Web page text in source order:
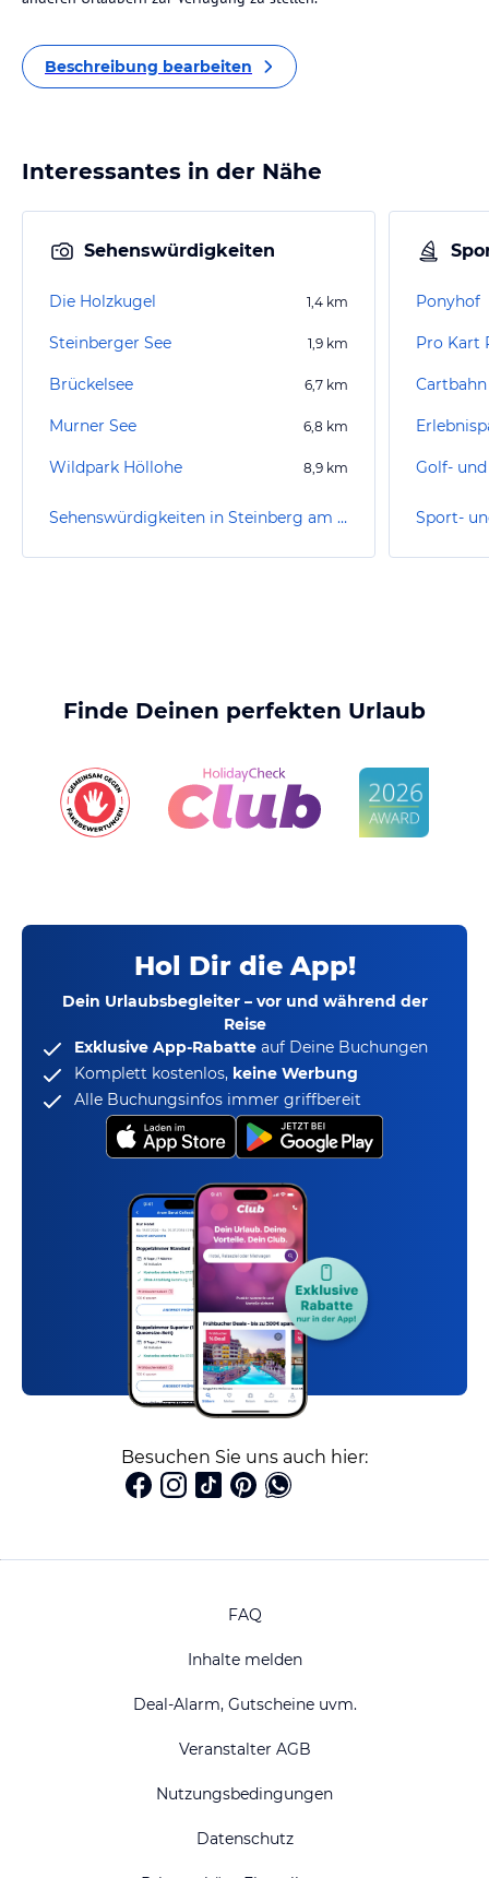
Beschreibung bearbeiten
Interessantes in der Nähe
Sehenswürdigkeiten
Die Holzkugel 1,4 km
Steinberger See 1,9 km
Brückelsee 6,7 km
Murner See 6,8 km
Wildpark Höllohe 8,9 km
Sehenswürdigkeiten in Steinberg am See
Ponyhof
Pro Kart
Finde Deinen perfekten Urlaub
Hol Dir die App!
Dein Urlaubsbegleiter – vor und während der
Reise
Exklusive App-Rabatte auf Deine Buchungen
Komplett kostenlos, keine Werbung
Alle Buchungsinfos immer griffbereit
Besuchen Sie uns auch hier:
FAQ
Inhalte melden
Deal-Alarm, Gutscheine uvm.
Veranstalter AGB
Nutzungsbedingungen
Datenschutz